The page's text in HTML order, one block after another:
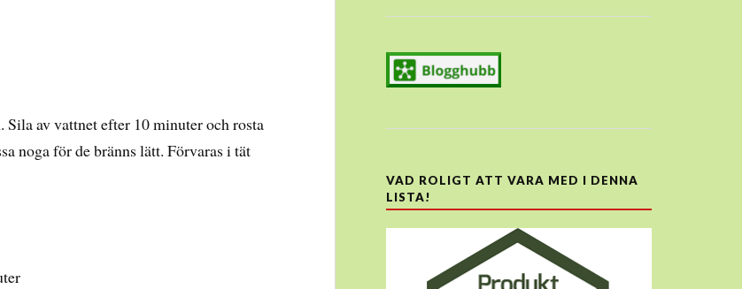
av vattnet efter 10 minuter och rosta
noga för de bränns lätt. Förvaras i tät
VAD ROLIGT ATT VARA MED I DENNA
LISTA!